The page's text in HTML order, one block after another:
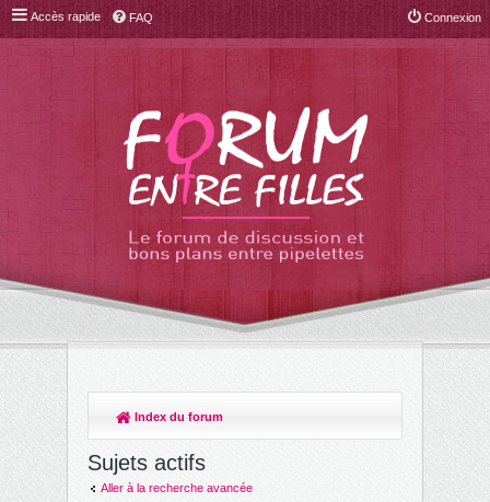
Accès rapide FAQ Connexion
Index du forum
ec
Sujets actifs
Aller à la recherche avancée